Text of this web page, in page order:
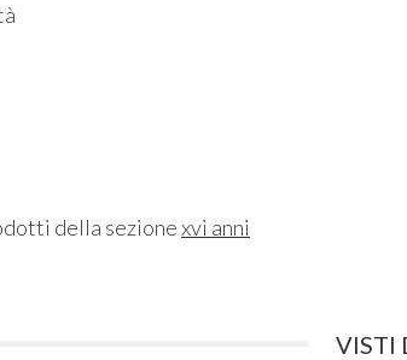
della sezionexvi anni
VISTI